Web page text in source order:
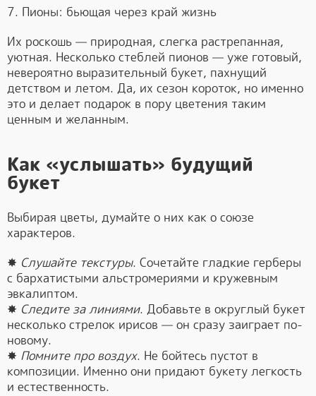
7. Пионы: бьющая через край жизнь
Их роскошь — природная, слегка растрепанная,
уютная. Несколько стеблей пионов — уже готовый,
невероятно выразительный букет, пахнущий
детством и летом. Да, их сезон короток, но именно
это и делает подарок в пору цветения таким
ценным и желанным.
Как «услышать» будущий
букет
Выбирая цветы, думайте о них как о союзе
характеров.
✸ Слушайте текстуры. Сочетайте гладкие герберы
с бархатистыми альстромериями и кружевным
эвкалиптом.
✸ Следите за линиями. Добавьте в округлый букет
несколько стрелок ирисов — он сразу заиграет по-
новому.
✸ Помните про воздух. Не бойтесь пустот в
композиции. Именно они придают букету легкость
и естественность.